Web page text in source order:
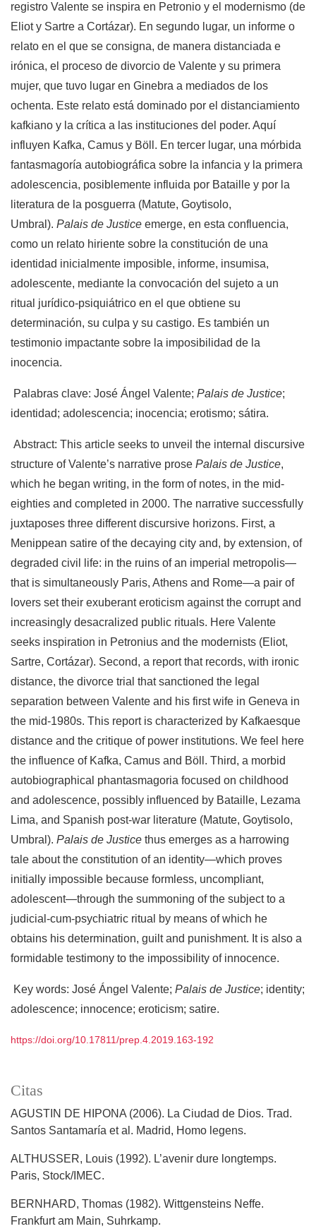
registro Valente se inspira en Petronio y el modernismo (de
Eliot y Sartre a Cortázar). En segundo lugar, un informe o
relato en el que se consigna, de manera distanciada e
irónica, el proceso de divorcio de Valente y su primera
mujer, que tuvo lugar en Ginebra a mediados de los
ochenta. Este relato está dominado por el distanciamiento
kafkiano y la crítica a las instituciones del poder. Aquí
influyen Kafka, Camus y Böll. En tercer lugar, una mórbida
fantasmagoría autobiográfica sobre la infancia y la primera
adolescencia, posiblemente influida por Bataille y por la
literatura de la posguerra (Matute, Goytisolo,
Umbral). Palais de Justice emerge, en esta confluencia,
como un relato hiriente sobre la constitución de una
identidad inicialmente imposible, informe, insumisa,
adolescente, mediante la convocación del sujeto a un
ritual jurídico-psiquiátrico en el que obtiene su
determinación, su culpa y su castigo. Es también un
testimonio impactante sobre la imposibilidad de la
inocencia.
Palabras clave: José Ángel Valente; Palais de Justice;
identidad; adolescencia; inocencia; erotismo; sátira.
Abstract: This article seeks to unveil the internal discursive
structure of Valente’s narrative prose Palais de Justice,
which he began writing, in the form of notes, in the mid-
eighties and completed in 2000. The narrative successfully
juxtaposes three different discursive horizons. First, a
Menippean satire of the decaying city and, by extension, of
degraded civil life: in the ruins of an imperial metropolis—
that is simultaneously Paris, Athens and Rome—a pair of
lovers set their exuberant eroticism against the corrupt and
increasingly desacralized public rituals. Here Valente
seeks inspiration in Petronius and the modernists (Eliot,
Sartre, Cortázar). Second, a report that records, with ironic
distance, the divorce trial that sanctioned the legal
separation between Valente and his first wife in Geneva in
the mid-1980s. This report is characterized by Kafkaesque
distance and the critique of power institutions. We feel here
the influence of Kafka, Camus and Böll. Third, a morbid
autobiographical phantasmagoria focused on childhood
and adolescence, possibly influenced by Bataille, Lezama
Lima, and Spanish post-war literature (Matute, Goytisolo,
Umbral). Palais de Justice thus emerges as a harrowing
tale about the constitution of an identity—which proves
initially impossible because formless, uncompliant,
adolescent—through the summoning of the subject to a
judicial-cum-psychiatric ritual by means of which he
obtains his determination, guilt and punishment. It is also a
formidable testimony to the impossibility of innocence.
Key words: José Ángel Valente; Palais de Justice; identity;
adolescence; innocence; eroticism; satire.
https://doi.org/10.17811/prep.4.2019.163-192
Citas
AGUSTIN DE HIPONA (2006). La Ciudad de Dios. Trad.
Santos Santamaría et al. Madrid, Homo legens.
ALTHUSSER, Louis (1992). L’avenir dure longtemps.
Paris, Stock/IMEC.
BERNHARD, Thomas (1982). Wittgensteins Neffe.
Frankfurt am Main, Suhrkamp.